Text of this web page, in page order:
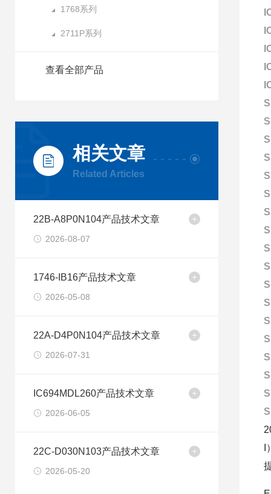
1768系列
2711P系列
查看全部产品
相关文章
Related Articles
22B-A8P0N104产品技术文章
2026-08-07
1746-IB16产品技术文章
2026-05-08
22A-D4P0N104产品技术文章
2026-07-31
IC694MDL260产品技术文章
2026-06-05
22C-D030N103产品技术文章
2026-05-20